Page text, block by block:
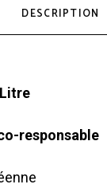
DESCRIPTION
responsable